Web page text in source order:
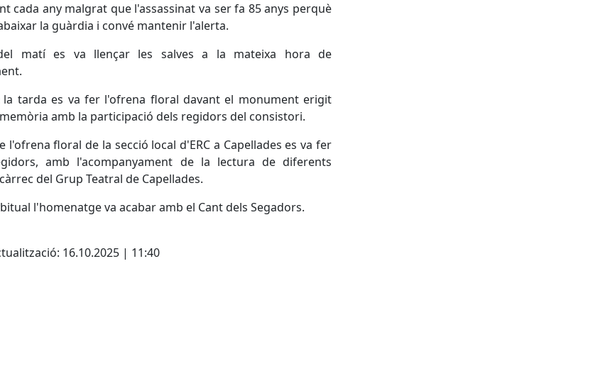
cada any malgrat que l'assassinat va ser fa 85 anys perquè
la guàrdia i convé mantenir l'alerta.
matí es va llençar les salves a la mateixa hora de
la tarda es va fer l'ofrena floral davant el monument erigit
amb la participació dels regidors del consistori.
l'ofrena floral de la secció local d'ERC a Capellades es va fer
amb l'acompanyament de la lectura de diferents
del Grup Teatral de Capellades.
l'homenatge va acabar amb el Cant dels Segadors.
16.10.2025 | 11:40